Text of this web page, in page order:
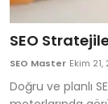
SEO
SEO Master Ekim
Doğru ve planlı